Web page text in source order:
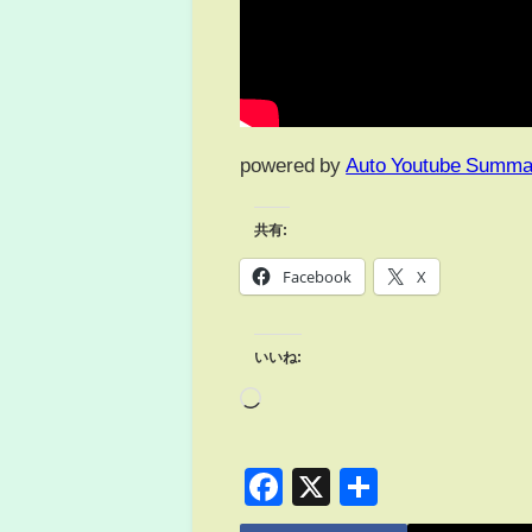
powered by Auto Youtube
共有:
Facebook X
いいね:
Facebook
X